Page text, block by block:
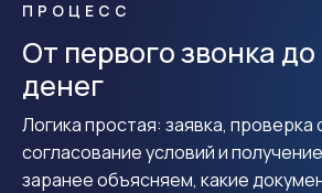
ПРОЦЕСС
От первого звонка
денег
Логика простая: заявка, проверка
согласование условий и
заранее объясняем, какие